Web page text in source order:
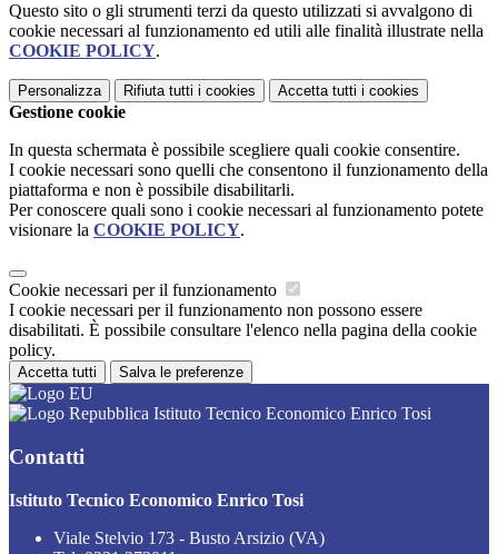
Questo sito o gli strumenti terzi da questo utilizzati si avvalgono di
cookie necessari al funzionamento ed utili alle finalità illustrate nella
COOKIE POLICY.
Personalizza Rifiuta tutti i cookies Accetta tutti i cookies
Gestione cookie
In questa schermata è possibile scegliere quali cookie consentire.
I cookie necessari sono quelli che consentono il funzionamento della
piattaforma e non è possibile disabilitarli.
Per conoscere quali sono i cookie necessari al funzionamento potete
visionare la COOKIE POLICY.
Cookie necessari per il funzionamento
I cookie necessari per il funzionamento non possono essere
disabilitati. È possibile consultare l'elenco nella pagina della cookie
policy.
Accetta tutti Salva le preferenze
Istituto Tecnico Economico Enrico Tosi
Contatti
Istituto Tecnico Economico Enrico Tosi
Viale Stelvio 173 - Busto Arsizio (VA)